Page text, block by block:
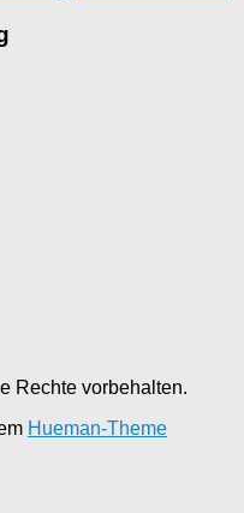
Rechte vorbehalten.
Hueman-Theme